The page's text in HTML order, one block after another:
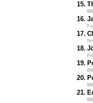
15.
16.
17.
18.
19.
20.
21.